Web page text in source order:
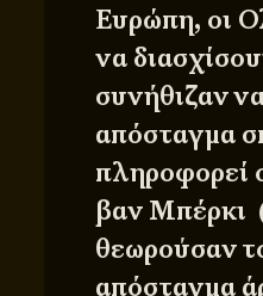
Ευρώπη, οι
να
συνήθιζαν
απόσταγμα
πληροφορεί
βαν Μπέρκι
θεωρούσαν
απόσταγμα